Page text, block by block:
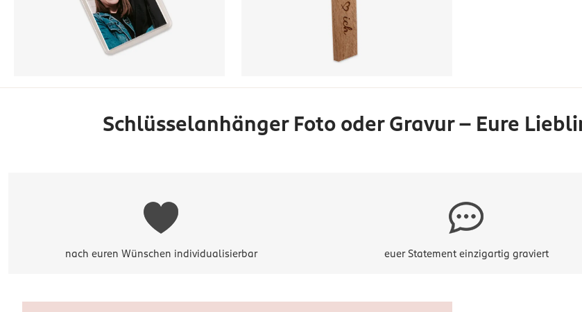
Schlüsselanhänger Foto oder Gravur – Eure
nach euren Wünschen individualisierbar euer Statement einzigartig graviert